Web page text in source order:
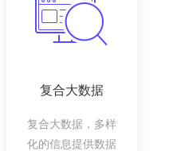
复合大数据
复合大数据，多样
化的信息提供数据